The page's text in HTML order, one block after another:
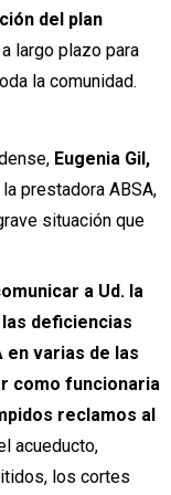
del plan
largo plazo para
la comunidad.
Eugenia Gil,
prestadora ABSA,
situación que
a Ud. la
deficiencias
en varias de las
como funcionaria
reclamos al
acueducto,
los cortes